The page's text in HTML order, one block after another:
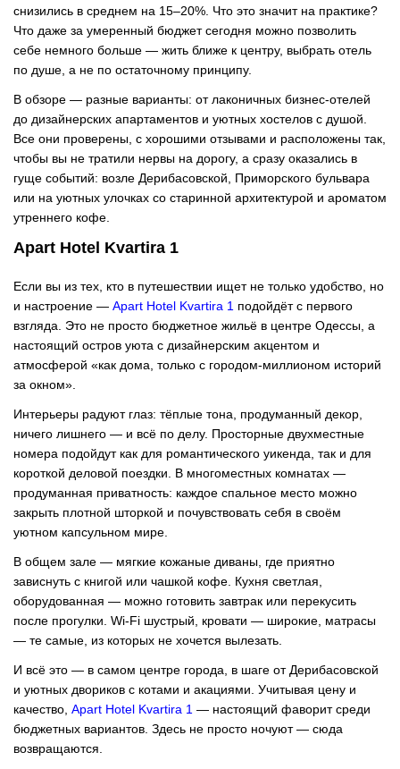
снизились в среднем на 15–20%. Что это значит на практике?
Что даже за умеренный бюджет сегодня можно позволить
себе немного больше — жить ближе к центру, выбрать отель
по душе, а не по остаточному принципу.
В обзоре — разные варианты: от лаконичных бизнес-отелей
до дизайнерских апартаментов и уютных хостелов с душой.
Все они проверены, с хорошими отзывами и расположены так,
чтобы вы не тратили нервы на дорогу, а сразу оказались в
гуще событий: возле Дерибасовской, Приморского бульвара
или на уютных улочках со старинной архитектурой и ароматом
утреннего кофе.
Apart Hotel Kvartira 1
Если вы из тех, кто в путешествии ищет не только удобство, но
и настроение — Apart Hotel Kvartira 1 подойдёт с первого
взгляда. Это не просто бюджетное жильё в центре Одессы, а
настоящий остров уюта с дизайнерским акцентом и
атмосферой «как дома, только с городом-миллионом историй
за окном».
Интерьеры радуют глаз: тёплые тона, продуманный декор,
ничего лишнего — и всё по делу. Просторные двухместные
номера подойдут как для романтического уикенда, так и для
короткой деловой поездки. В многоместных комнатах —
продуманная приватность: каждое спальное место можно
закрыть плотной шторкой и почувствовать себя в своём
уютном капсульном мире.
В общем зале — мягкие кожаные диваны, где приятно
зависнуть с книгой или чашкой кофе. Кухня светлая,
оборудованная — можно готовить завтрак или перекусить
после прогулки. Wi-Fi шустрый, кровати — широкие, матрасы
— те самые, из которых не хочется вылезать.
И всё это — в самом центре города, в шаге от Дерибасовской
и уютных двориков с котами и акациями. Учитывая цену и
качество, Apart Hotel Kvartira 1 — настоящий фаворит среди
бюджетных вариантов. Здесь не просто ночуют — сюда
возвращаются.